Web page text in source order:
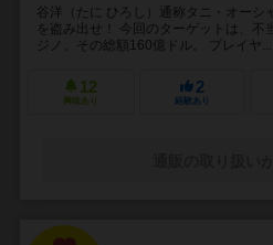
谷洋（たに ひろし）通称タニ・オーシ
を盗み出せ！ 今回のターゲットは、不
ジノ。その総額160億ドル。 プレイヤ...
12
興味あり
2
経験あり